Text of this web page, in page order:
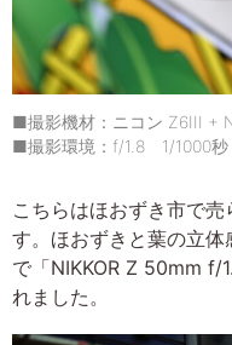
■撮影機材：ニコン Z6III +
■撮影環境：f/1.8 1/1000
こちらはほおずき市で
す。ほおずきと葉の立
で「NIKKOR Z 50mm f/
れました。